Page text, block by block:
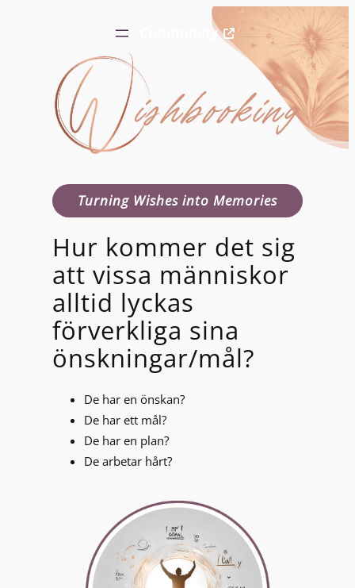
Community
Turning Wishes into Memories
Hur kommer det sig
att vissa människor
alltid lyckas
förverkliga sina
önskningar/mål?
De har en önskan?
De har ett mål?
De har en plan?
De arbetar hårt?